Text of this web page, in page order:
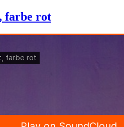
farbe rot